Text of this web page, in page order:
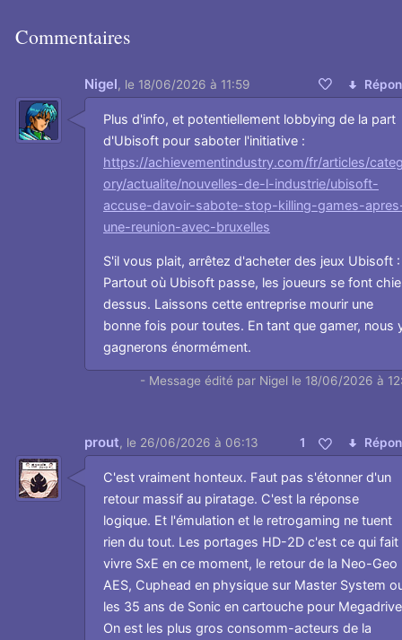
Commentaires
Nigel, le 18/06/2026 à 11:59
Plus d'info, et potentiellement lobbying de la part
d'Ubisoft pour saboter l'initiative :
https://achievementindustry.com/fr/articles/
ory/actualite/nouvelles-de-l-industrie/ubisoft-
accuse-davoir-sabote-stop-killing-games-
une-reunion-avec-bruxelles
S'il vous plait, arrêtez d'acheter des jeux Ubisoft :
Partout où Ubisoft passe, les joueurs se font
dessus. Laissons cette entreprise mourir une
bonne fois pour toutes. En tant que gamer, nous
gagnerons énormément.
- Message édité par Nigel le 18/06/2026 à
prout, le 26/06/2026 à 06:13 1
C'est vraiment honteux. Faut pas s'étonner d'un
retour massif au piratage. C'est la réponse
logique. Et l'émulation et le retrogaming ne tuent
rien du tout. Les portages HD-2D c'est ce qui fait
vivre SxE en ce moment, le retour de la Neo-Geo
AES, Cuphead en physique sur Master System
les 35 ans de Sonic en cartouche pour
On est les plus gros consomm-acteurs de la